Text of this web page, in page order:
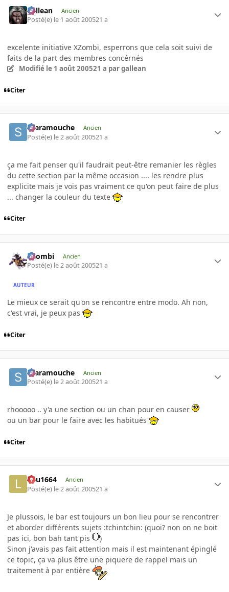
gallean Ancien
Posté(e) le 1 août 200521 a
excelente initiative XZombi, esperrons que cela soit suivi de
faits de la part des membres concérnés
Modifié le 1 août 200521 a par gallean
Citer
Scaramouche Ancien
Posté(e) le 2 août 200521 a
ça me fait penser qu'il faudrait peut-être remanier les règles
du cette section par la même occasion .... les rendre plus
explicite mais je vois pas vraiment ce qu'on peut faire de plus
... changer la couleur du texte
Citer
XZombi Ancien
Posté(e) le 2 août 200521 a
AUTEUR
Le mieux ce serait qu'on se rencontre entre modo. Ah non,
c'est vrai, je peux pas
Citer
Scaramouche Ancien
Posté(e) le 2 août 200521 a
rhooooo .. y'a une section ou un chan pour en causer
ou un bar pour le faire avec les habitués
Citer
lulu1664 Ancien
Posté(e) le 2 août 200521 a
Je plussois, le bar est toujours un bon lieu pour se rencontrer
et aborder différents sujets :tchintchin: (quoi? non on ne boit
pas ici, bon bah tant pis
)
Sinon j'avais pas fait attention mais il est maintenant épinglé
ce topic, ça va plus être une piquere de rappel mais un
traitement à par entière